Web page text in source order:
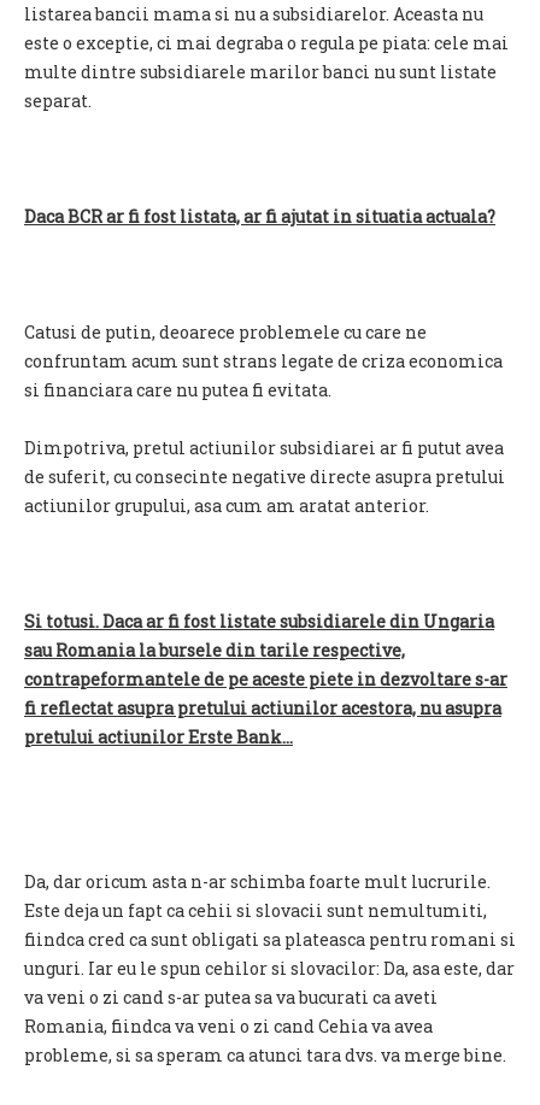
listarea bancii mama si nu a subsidiarelor. Aceasta nu
este o exceptie, ci mai degraba o regula pe piata: cele mai
multe dintre subsidiarele marilor banci nu sunt listate
separat.
Daca BCR ar fi fost listata, ar fi ajutat in situatia actuala?
Catusi de putin, deoarece problemele cu care ne
confruntam acum sunt strans legate de criza economica
si financiara care nu putea fi evitata.
Dimpotriva, pretul actiunilor subsidiarei ar fi putut avea
de suferit, cu consecinte negative directe asupra pretului
actiunilor grupului, asa cum am aratat anterior.
Si totusi. Daca ar fi fost listate subsidiarele din Ungaria
sau Romania la bursele din tarile respective,
contrapeformantele de pe aceste piete in dezvoltare s-ar
fi reflectat asupra pretului actiunilor acestora, nu asupra
pretului actiunilor Erste Bank...
Da, dar oricum asta n-ar schimba foarte mult lucrurile.
Este deja un fapt ca cehii si slovacii sunt nemultumiti,
fiindca cred ca sunt obligati sa plateasca pentru romani si
unguri. Iar eu le spun cehilor si slovacilor: Da, asa este, dar
va veni o zi cand s-ar putea sa va bucurati ca aveti
Romania, fiindca va veni o zi cand Cehia va avea
probleme, si sa speram ca atunci tara dvs. va merge bine.